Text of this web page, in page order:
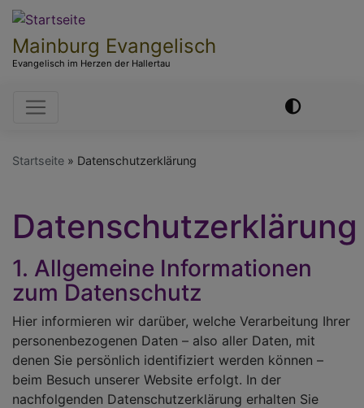
Direkt
Inhalt
Mainburg Evangelisch
Evangelisch im Herzen der Hallertau
Hauptnavigation
Startseite Datenschutzerklärung
Datenschutzerklärung
1. Allgemeine Informationen
zum Datenschutz
Hier informieren wir darüber, welche Verarbeitung Ihrer
personenbezogenen Daten – also aller Daten, mit
denen Sie persönlich identifiziert werden können –
beim Besuch unserer Website erfolgt. In der
nachfolgenden Datenschutzerklärung erhalten Sie